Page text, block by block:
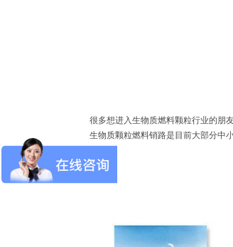
很多想进入生物质燃料颗粒行业的朋
生物质颗粒燃料销路是目前大部分中